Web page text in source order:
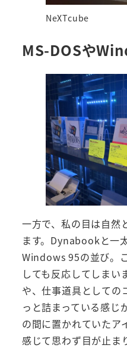
NeXTcube
MS-DOSや
一方で、私の目は自然
ます。Dynabookと一
Windows 95の並び。
しても反応してしまい
や、仕事道具としての
っと詰まっている感じ
の間に置かれていたア
感じて思わず目が止ま